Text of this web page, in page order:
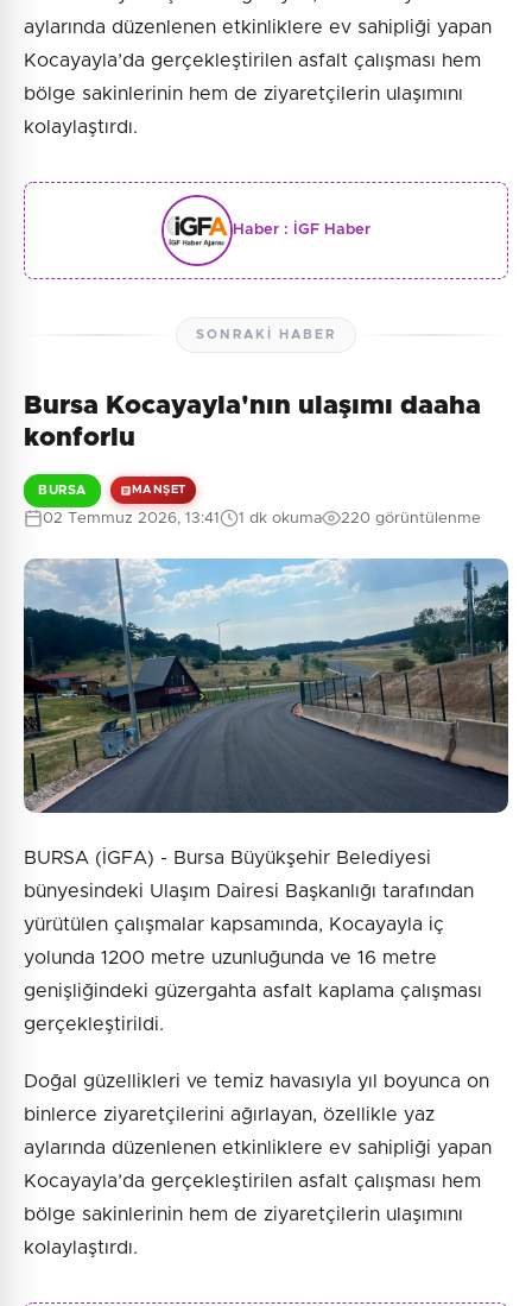
aylarında düzenlenen etkinliklere ev sahipliği yapan
Kocayayla’da gerçekleştirilen asfalt çalışması hem
bölge sakinlerinin hem de ziyaretçilerin ulaşımını
kolaylaştırdı.
Haber : İGF Haber
SONRAKI HABER
Bursa Kocayayla'nın ulaşımı daaha
konforlu
BURSA MANŞET
02 Temmuz 2026, 13:41 1 dk okuma 220 görüntülenme
BURSA (İGFA) - Bursa Büyükşehir Belediyesi
bünyesindeki Ulaşım Dairesi Başkanlığı tarafından
yürütülen çalışmalar kapsamında, Kocayayla iç
yolunda 1200 metre uzunluğunda ve 16 metre
genişliğindeki güzergahta asfalt kaplama çalışması
gerçekleştirildi.
Doğal güzellikleri ve temiz havasıyla yıl boyunca on
binlerce ziyaretçilerini ağırlayan, özellikle yaz
aylarında düzenlenen etkinliklere ev sahipliği yapan
Kocayayla’da gerçekleştirilen asfalt çalışması hem
bölge sakinlerinin hem de ziyaretçilerin ulaşımını
kolaylaştırdı.